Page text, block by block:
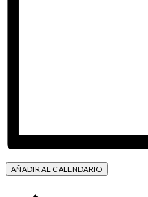
AÑADIR AL CALENDARIO